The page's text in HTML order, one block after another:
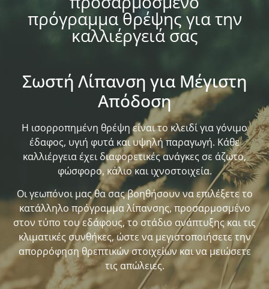
πρόγραμμα θρέψης για την
καλλιέργειά σας
Σωστή Λίπανση για Μέγιστη
Απόδοση
Η ισορροπημένη θρέψη είναι το κλειδί για γόνιμο
έδαφος, υγιή φυτά και υψηλή παραγωγή. Κάθε
καλλιέργεια έχει διαφορετικές ανάγκες σε άζωτο,
φώσφορο, κάλιο και ιχνοστοιχεία.
Οι γεωπόνοι μας θα σας βοηθήσουν να επιλέξετε το
κατάλληλο πρόγραμμα λίπανσης, προσαρμοσμένο
στον τύπο του εδάφους, το στάδιο ανάπτυξης και τις
κλιματικές συνθήκες, ώστε να μεγιστοποιήσετε την
απορρόφηση θρεπτικών στοιχείων και να μειώσετε
τις απώλειες.